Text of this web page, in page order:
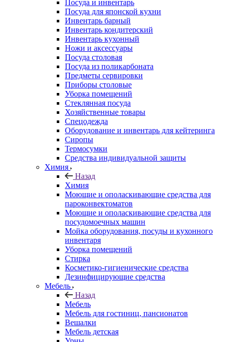
Посуда и инвентарь
Посуда для японской кухни
Инвентарь барный
Инвентарь кондитерский
Инвентарь кухонный
Ножи и аксессуары
Посуда столовая
Посуда из поликарбоната
Предметы сервировки
Приборы столовые
Уборка помещений
Стеклянная посуда
Хозяйственные товары
Спецодежда
Оборудование и инвентарь для кейтеринга
Сиропы
Термосумки
Средства индивидуальной защиты
Химия
Назад
Химия
Моющие и ополаскивающие средства для
пароконвектоматов
Моющие и ополаскивающие средства для
посудомоечных машин
Мойка оборудования, посуды и кухонного
инвентаря
Уборка помещений
Стирка
Косметико-гигиенические средства
Дезинфицирующие средства
Мебель
Назад
Мебель
Мебель для гостиниц, пансионатов
Вешалки
Мебель детская